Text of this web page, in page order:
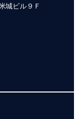
城ビル９Ｆ